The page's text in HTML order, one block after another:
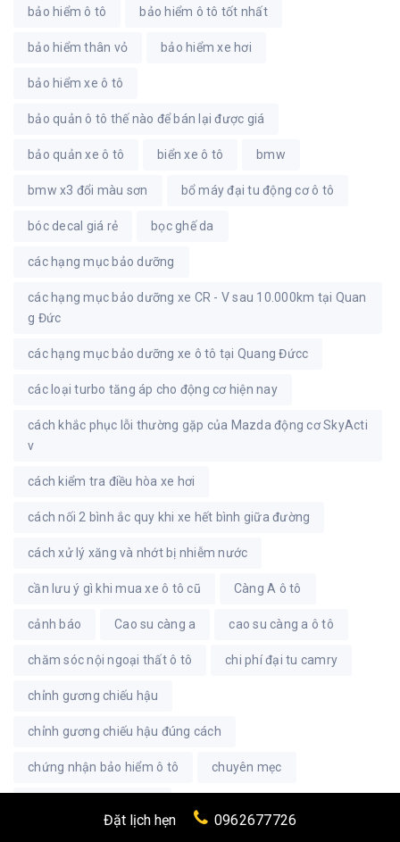
bảo hiểm ô tô bảo hiểm ô tô tốt nhất
bảo hiểm thân vỏ bảo hiểm xe hơi
bảo hiểm xe ô tô
bảo quản ô tô thế nào để bán lại được giá
bảo quản xe ô tô biển xe ô tô bmw
bmw x3 đổi màu sơn bổ máy đại tu động cơ ô tô
bóc decal giá rẻ bọc ghế da
các hạng mục bảo dưỡng
các hạng mục bảo dưỡng xe CR - V sau 10.000km tại Quan
g Đức
các hạng mục bảo dưỡng xe ô tô tại Quang Đứcc
các loại turbo tăng áp cho động cơ hiện nay
cách khắc phục lỗi thường gặp của Mazda động cơ SkyActi
v
cách kiểm tra điều hòa xe hơi
cách nối 2 bình ắc quy khi xe hết bình giữa đường
cách xử lý xăng và nhớt bị nhiễm nước
cần lưu ý gì khi mua xe ô tô cũ Càng A ô tô
cảnh báo Cao su càng a cao su càng a ô tô
chăm sóc nội ngoại thất ô tô chi phí đại tu camry
chỉnh gương chiếu hậu
chỉnh gương chiếu hậu đúng cách
chứng nhận bảo hiểm ô tô chuyên mẹc
Đặt lịch hẹn 0962677726